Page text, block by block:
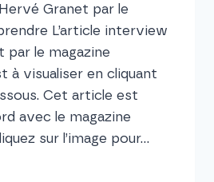
Granet par le
L’article interview
par le magazine
à visualiser en cliquant
Cet article est
avec le magazine
sur l’image pour…